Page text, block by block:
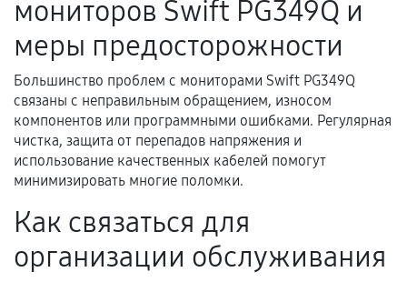
услуг и сроком гарантии.
и кассовый чек.
Расширенная гарантия
В некоторых случаях возможно оформление
расширенной гарантии. Стоимость, сроки и
условия продления согласовываются отдельно и
фиксируются в документах.
мониторов Swift PG349Q и
меры предосторожности
Большинство проблем с мониторами Swift PG349Q
связаны с неправильным обращением, износом
компонентов или программными ошибками. Регулярная
чистка, защита от перепадов напряжения и
использование качественных кабелей помогут
минимизировать многие поломки.
Как связаться для
организации обслуживания